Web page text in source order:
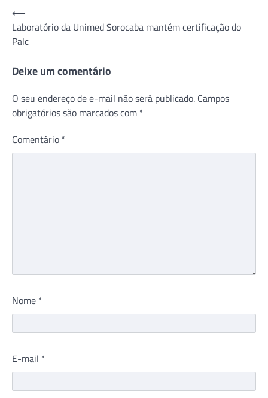
Navegação
de
Post
⟵
Laboratório da Unimed Sorocaba mantém certificação do
Palc
Deixe um comentário
O seu endereço de e-mail não será publicado. Campos
obrigatórios são marcados com *
Comentário *
Nome *
E-mail *